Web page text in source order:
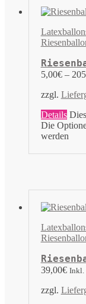
5,00€–
zzgl.
Details
Die
werden
39,00€ Inkl.
zzgl.